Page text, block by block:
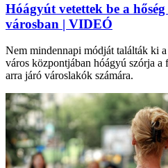
Hóágyút vetettek be a
városban | VIDEÓ
Nem mindennapi módját találták ki
város központjában hóágyú szórja a
arra járó városlakók számára.